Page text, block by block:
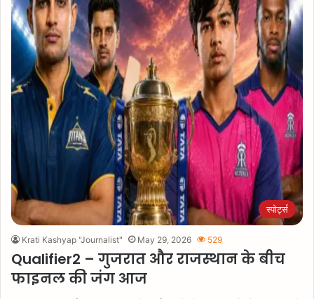
स्पोर्ट्स
Krati Kashyap "Journalist" May 29, 2026 529
Qualifier2 – गुजरात और राजस्थान के बीच
फाइनल की जंग आज